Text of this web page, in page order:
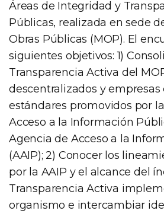
Áreas de Integridad y
Públicas, realizada en sede
Obras Públicas (MOP). El
siguientes objetivos: 1)
Transparencia Activa del
descentralizados y empresas
estándares promovidos por
Acceso a la Información
Agencia de Acceso a la
(AAIP); 2) Conocer los
por la AAIP y el alcance del
Transparencia Activa
organismo e intercambiar